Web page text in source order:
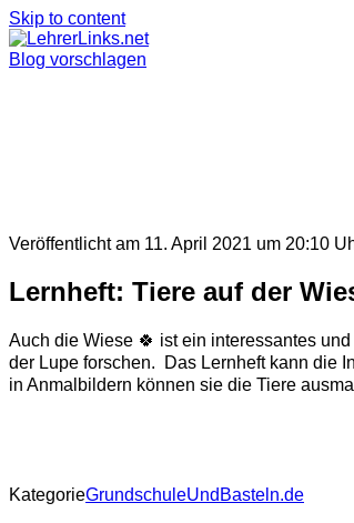
Skip to content
Blog vorschlagen
Veröffentlicht am 11. April 2021 um 20:10
Lernheft: Tiere auf der
Auch die Wiese 🍀 ist ein interessantes
der Lupe forschen. Das Lernheft kann die
in Anmalbildern können sie die Tiere
KategorieGrundschuleUndBasteln.de